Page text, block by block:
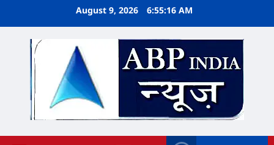
August 9, 2026 6:55:17 AM